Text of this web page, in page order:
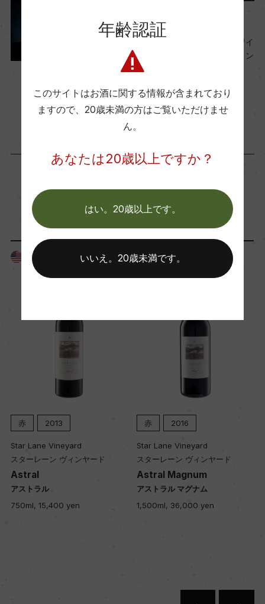
ー
醗酵：ステンレスタンク(天然酵母) 熟成:フレンチ
オークで22ヵ月(新樽35% / 225L)
55000
40.9ha
土壌
品質分類・原産地呼称
星がきらめき、山が連なるワイ
ナリー『スターレーン・ヴィン
ヤード』
ワイン アメリカ
「生産者」が同じ商品
アメリカ
赤 2013
Star Lane Vineyard
スターレーン ヴィンヤード
Astral
アストラル
750ml, 15,400 yen
アメリカ
赤 2016
Star Lane Vineyard
スターレーン ヴィンヤード
Astral Magnum
アストラル マグナム
1,500ml, 36,000 yen
年齢認証
このサイトはお酒に関する情報が含まれており
ますので、 20歳未満の方はご覧いただけませ
ん。
あなたは20歳以上ですか？
はい。20歳以上です。
いいえ。20歳未満です。